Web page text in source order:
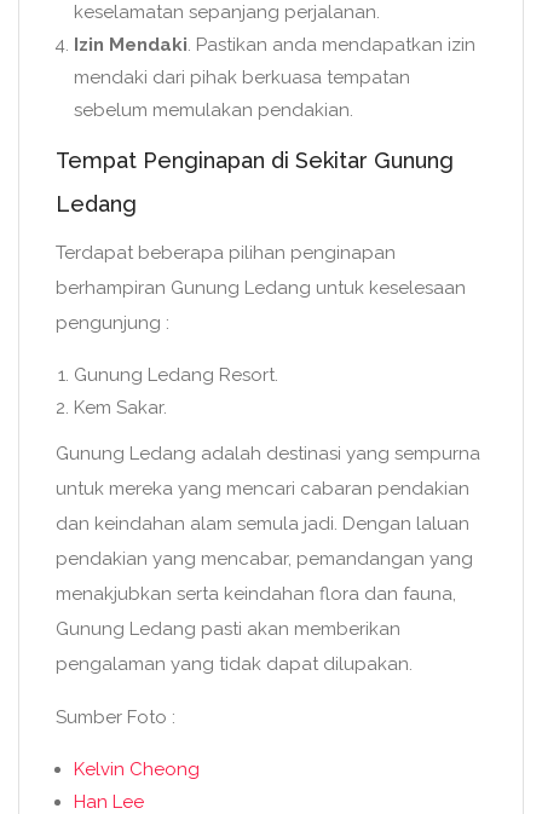
keselamatan sepanjang perjalanan.
Izin Mendaki. Pastikan anda mendapatkan izin
mendaki dari pihak berkuasa tempatan
sebelum memulakan pendakian.
Tempat Penginapan di Sekitar Gunung
Ledang
Terdapat beberapa pilihan penginapan
berhampiran Gunung Ledang untuk keselesaan
pengunjung :
Gunung Ledang Resort.
Kem Sakar.
Gunung Ledang adalah destinasi yang sempurna
untuk mereka yang mencari cabaran pendakian
dan keindahan alam semula jadi. Dengan laluan
pendakian yang mencabar, pemandangan yang
menakjubkan serta keindahan flora dan fauna,
Gunung Ledang pasti akan memberikan
pengalaman yang tidak dapat dilupakan.
Sumber Foto :
Kelvin Cheong
Han Lee